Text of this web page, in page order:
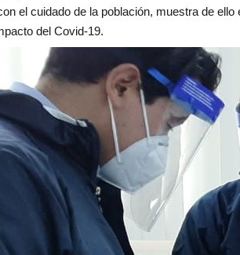
el cuidado de la población, muestra de
del Covid-19.